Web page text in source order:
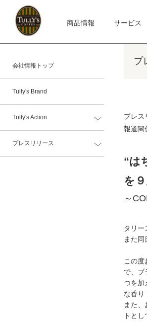
商品情報 サービス
会社情報トップ
Tully's Brand
Tully's Action
プレスリリース
プ
プレス
報道関
“は
を
～
タリー
また同
この度
で、ブ
つを加
な香り
また
トと